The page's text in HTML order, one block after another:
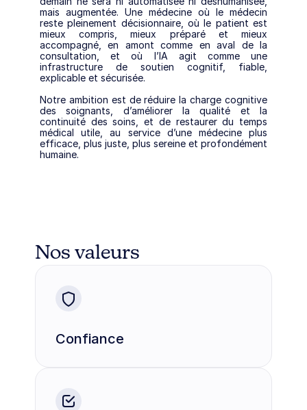
mais augmentée. Une médecine où le médecin
reste pleinement décisionnaire, où le patient est
mieux compris, mieux préparé et mieux
accompagné, en amont comme en aval de la
consultation, et où l’IA agit comme une
infrastructure de soutien cognitif, fiable,
explicable et sécurisée.
Notre ambition est de réduire la charge cognitive
des soignants, d’améliorer la qualité et la
continuité des soins, et de restaurer du temps
médical utile, au service d’une médecine plus
efficace, plus juste, plus sereine et profondément
humaine.
Nos valeurs
Confiance